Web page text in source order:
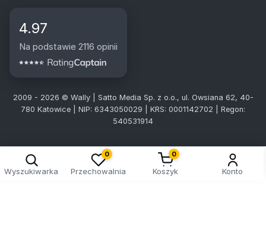
4.97
Na podstawie 2116 opinii
2009 - 2026 © Wally | Satto Media Sp. z o.o., ul. Owsiana 62, 40-
780 Katowice | NIP: 6343050029 | KRS: 0001142702 | Regon:
540531914
Wyszukiwarka
0
Przechowalnia
0
Koszyk Konto